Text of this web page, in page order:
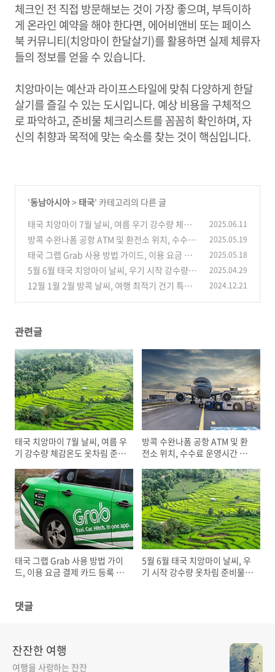
체크인 전 직접 방문해보는 것이 가장 좋으며, 부득이하
게 온라인 예약을 해야 한다면, 에어비앤비 또는 페이스
북 커뮤니티(치앙마이 한달살기)를 활용하면 실제 체류자
들의 정보를 얻을 수 있습니다.
치앙마이는 예산과 라이프스타일에 맞춰 다양하게 한달
살기를 즐길 수 있는 도시입니다. 예상 비용을 구체적으
로 파악하고, 준비물 체크리스트를 꼼꼼히 확인하며, 자
신의 취향과 목적에 맞는 숙소를 찾는 것이 핵심입니다.
'동남아시아> 태국' 카테고리의 다른 글
태국 치앙마이 7월 날씨, 여름 우기 강수량 체감
온도 옷차림 준비물 (0)
2025.06.11
방콕 수완나폼 공항 ATM 및 환전소 위치, 수수료
운영시간 수화물 보관소 요금
(0)
2025.05.19
태국 그랩 Grab 사용 방법 가이드, 이용 요금 결
제 카드 등록 주의할점
(0)
2025.05.18
5월 6월 태국 치앙마이 날씨, 우기 시작 강수량 옷
차림 준비물 여행 시기 (0)
2025.04.29
12월 1월 2월 방콕 날씨, 여행 최적기 건기 특징
2024.12.21
관련글
태국 치앙마이 7월 날씨, 여름 우
기 강수량 체감온도 옷차림 준비
방콕 수완나폼 공항 ATM 및 환
전소 위치, 수수료 운영시간 수
태국 그랩 Grab 사용 방법 가이
드, 이용 요금 결제 카드 등록 주
5월 6월 태국 치앙마이 날씨, 우
기 시작 강수량 옷차림 준비물
댓글
잔잔한 여행
여행을 사랑하는 잔잔